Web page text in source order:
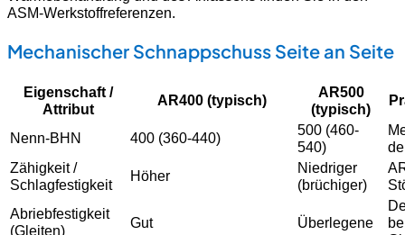
ASM-Werkstoffreferenzen.
Mechanischer Schnappschuss Seite an Seite
Eigenschaft /
Attribut
AR400 (typisch)
AR500
(typisch)
Nenn-BHN 400 (360-440)
500 (460-
540)
Zähigkeit /
Schlagfestigkeit
Höher
Niedriger
(brüchiger)
Abriebfestigkeit
(Gleiten)
Gut Überlegene